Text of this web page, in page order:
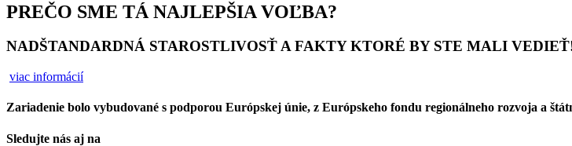
PREČO SME TÁ NAJLEPŠIA VOĽBA?
NADŠTANDARDNÁ STAROSTLIVOSŤ A FAKTY KTORÉ BY STE MALI
viac informácií
Zariadenie bolo vybudované s podporou Európskej únie, z Európskeho fondu regionálneho rozvoja a
Sledujte nás aj na